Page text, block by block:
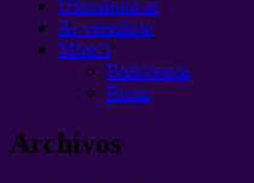
Ultimátum ar
Ar veredicto
Mfats'i
Bielorrusia
Rusia
Archivos